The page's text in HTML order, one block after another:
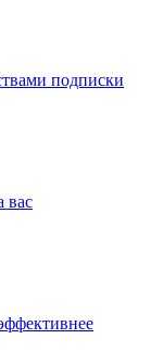
подписки
вас